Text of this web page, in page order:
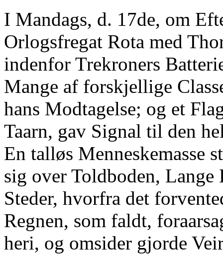
I Mandags, d. 17de, om
Orlogsfregat Rota med
indenfor Trekroners
Mange af forskjellige
hans Modtagelse; og et
Taarn, gav Signal til den
En talløs Menneskemasse
sig over Toldboden,
Steder, hvorfra det
Regnen, som faldt,
heri, og omsider gjorde